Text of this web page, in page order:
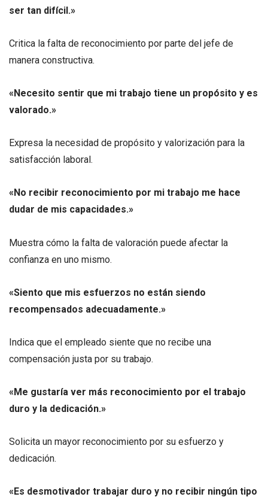
ser tan difícil.»
Critica la falta de reconocimiento por parte del jefe de
manera constructiva.
«Necesito sentir que mi trabajo tiene un propósito y es
valorado.»
Expresa la necesidad de propósito y valorización para la
satisfacción laboral.
«No recibir reconocimiento por mi trabajo me hace
dudar de mis capacidades.»
Muestra cómo la falta de valoración puede afectar la
confianza en uno mismo.
«Siento que mis esfuerzos no están siendo
recompensados adecuadamente.»
Indica que el empleado siente que no recibe una
compensación justa por su trabajo.
«Me gustaría ver más reconocimiento por el trabajo
duro y la dedicación.»
Solicita un mayor reconocimiento por su esfuerzo y
dedicación.
«Es desmotivador trabajar duro y no recibir ningún tipo